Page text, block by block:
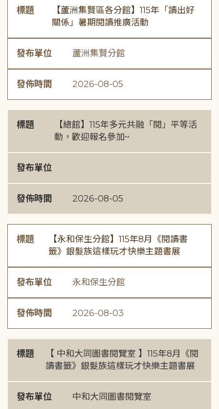
標題
【蘆洲集賢區各分館】115年「讀出好
關係」暑期閱讀推廣活動
發布單位 蘆洲集賢分館
發佈時間 2026-08-05
標題
【總館】115年多元共融「閱」平等活
動，歡迎報名參加~
發布單位
發佈時間 2026-08-05
標題
【永和保生分館】115年8月《閱讀書
籤》銀髮族這樣玩才快樂主題書展
發布單位 永和保生分館
發佈時間 2026-08-03
標題
【 中和大同圖書閱覽室 】115年8月《閱
讀書籤》銀髮族這樣玩才快樂主題書展
發布單位 中和大同圖書閱覽室